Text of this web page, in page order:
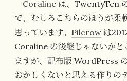
Coraline は、TwentyTen
で、むしろこちらのほうが柔
思っています。 Pilcrow は
Coraline の後継じゃないかと
ますが、配布版 WordPress
おかしくないと思える作りの